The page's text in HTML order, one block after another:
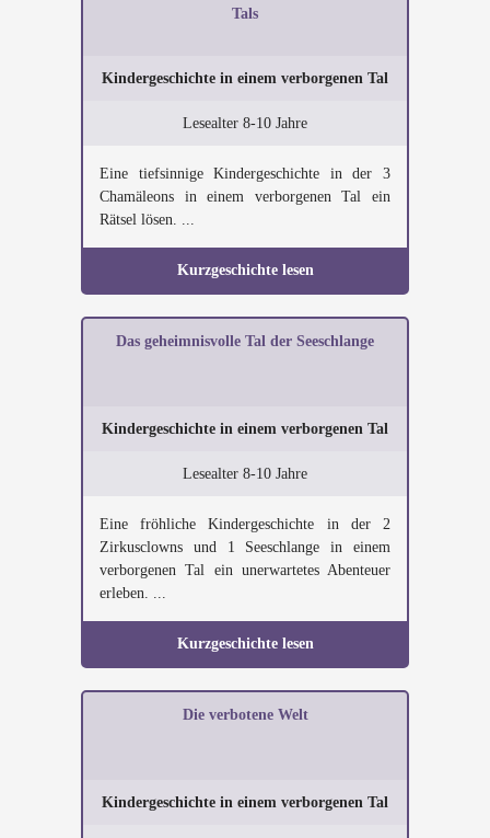
Tals
Kindergeschichte in einem verborgenen Tal
Lesealter 8-10 Jahre
Eine tiefsinnige Kindergeschichte in der 3
Chamäleons in einem verborgenen Tal ein
Rätsel lösen. ...
Kurzgeschichte lesen
Das geheimnisvolle Tal der Seeschlange
Kindergeschichte in einem verborgenen Tal
Lesealter 8-10 Jahre
Eine fröhliche Kindergeschichte in der 2
Zirkusclowns und 1 Seeschlange in einem
verborgenen Tal ein unerwartetes Abenteuer
erleben. ...
Kurzgeschichte lesen
Die verbotene Welt
Kindergeschichte in einem verborgenen Tal